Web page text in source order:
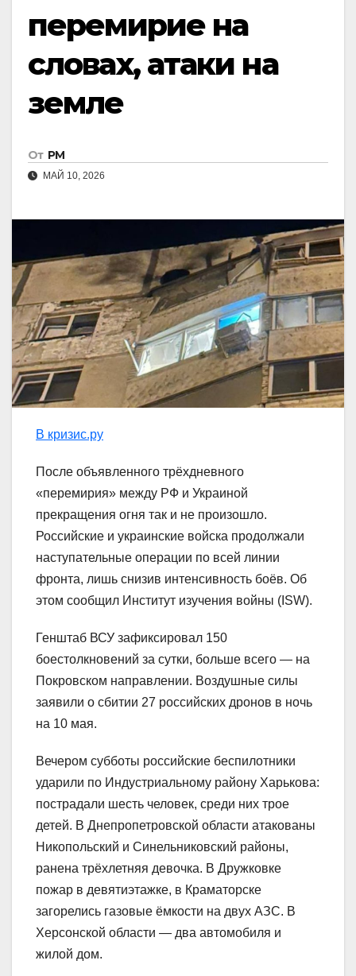
перемирие на
словах, атаки на
земле
От РМ
МАЙ 10, 2026
В кризис.ру
После объявленного трёхдневного
«перемирия» между РФ и Украиной
прекращения огня так и не произошло.
Российские и украинские войска продолжали
наступательные операции по всей линии
фронта, лишь снизив интенсивность боёв. Об
этом сообщил Институт изучения войны (ISW).
Генштаб ВСУ зафиксировал 150
боестолкновений за сутки, больше всего — на
Покровском направлении. Воздушные силы
заявили о сбитии 27 российских дронов в ночь
на 10 мая.
Вечером субботы российские беспилотники
ударили по Индустриальному району Харькова:
пострадали шесть человек, среди них трое
детей. В Днепропетровской области атакованы
Никопольский и Синельниковский районы,
ранена трёхлетняя девочка. В Дружковке
пожар в девятиэтажке, в Краматорске
загорелись газовые ёмкости на двух АЗС. В
Херсонской области — два автомобиля и
жилой дом.